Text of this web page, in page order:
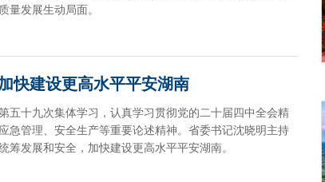
量发展生动局面。
快建设更高水平平安湖南
五十九次集体学习，认真学习贯彻党的二十届四中全会精
急管理、安全生产等重要论述精神。省委书记沈晓明主持
发展和安全，加快建设更高水平平安湖南。